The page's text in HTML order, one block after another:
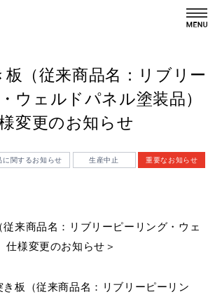
グ カタログ請求
（従来商品名：リブリー
ウェルドパネル塗装品）
変更のお知らせ
に関するお知らせ 生産中止 重要なお知らせ
従来商品名：リブリーピーリング・ウェ
仕様変更のお知らせ＞
板（従来商品名：リブリーピーリン